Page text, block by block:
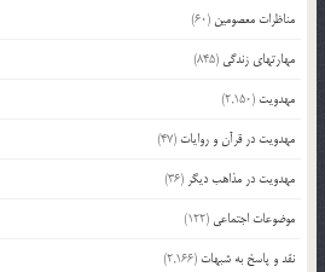
مناظرات معصومین (60)
مهارتهای زندگی (845)
مهدویت (2,150)
مهدویت در قرآن و روایات (47)
مهدویت در مذاهب دیگر (36)
موضوعات اجتماعی (122)
نقد و پاسخ به شبهات (2,166)